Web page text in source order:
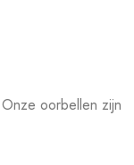
oorbellen zijn